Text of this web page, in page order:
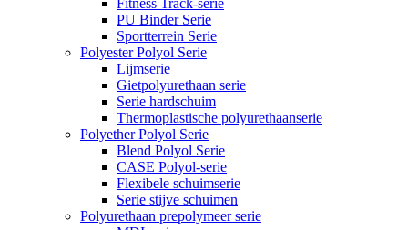
Fitness Track-serie
PU Binder Serie
Sportterrein Serie
Polyester Polyol Serie
Lijmserie
Gietpolyurethaan serie
Serie hardschuim
Thermoplastische polyurethaanserie
Polyether Polyol Serie
Blend Polyol Serie
CASE Polyol-serie
Flexibele schuimserie
Serie stijve schuimen
Polyurethaan prepolymeer serie